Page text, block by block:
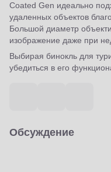
Coated Gen идеально
удаленных объектов
Большой диаметр
изображение даже при
Выбирая бинокль для
убедиться в его
Обсуждение